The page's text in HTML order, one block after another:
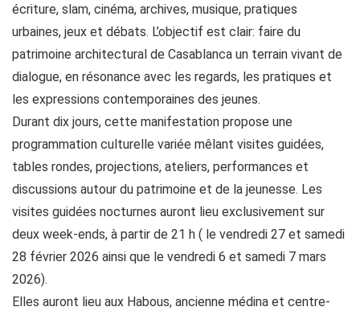
écriture, slam, cinéma, archives, musique, pratiques
urbaines, jeux et débats. L’objectif est clair: faire du
patrimoine architectural de Casablanca un terrain vivant de
dialogue, en résonance avec les regards, les pratiques et
les expressions contemporaines des jeunes.
Durant dix jours, cette manifestation propose une
programmation culturelle variée mêlant visites guidées,
tables rondes, projections, ateliers, performances et
discussions autour du patrimoine et de la jeunesse. Les
visites guidées nocturnes auront lieu exclusivement sur
deux week-ends, à partir de 21 h ( le vendredi 27 et samedi
28 février 2026 ainsi que le vendredi 6 et samedi 7 mars
2026).
Elles auront lieu aux Habous, ancienne médina et centre-